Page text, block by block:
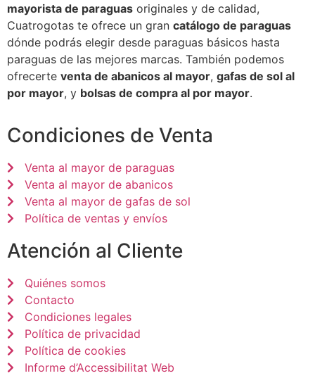
mayorista de paraguas originales y de calidad,
Cuatrogotas te ofrece un gran catálogo de paraguas
dónde podrás elegir desde paraguas básicos hasta
paraguas de las mejores marcas. También podemos
ofrecerte venta de abanicos al mayor, gafas de sol al
por mayor, y bolsas de compra al por mayor.
Condiciones de Venta
Venta al mayor de paraguas
Venta al mayor de abanicos
Venta al mayor de gafas de sol
Política de ventas y envíos
Atención al Cliente
Quiénes somos
Contacto
Condiciones legales
Política de privacidad
Política de cookies
Informe d’Accessibilitat Web